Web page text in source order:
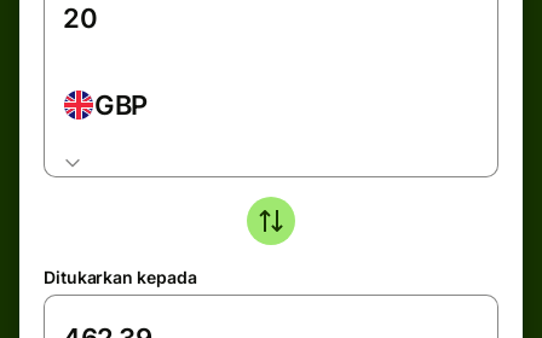
GBP
Ditukarkan kepada